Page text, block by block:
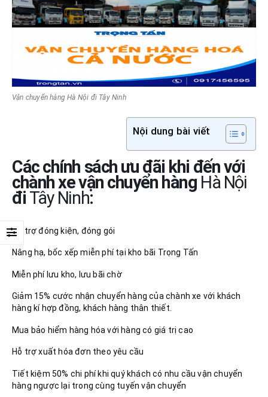
Vận chuyển hàng Hà Nội đi Tây Ninh
Nội dung bài viết
Các chính sách ưu đãi khi đến với
chành xe vận chuyển hàng Hà Nội
đi Tây Ninh:
Hỗ trợ đóng kiện, đóng gói
Nâng hạ, bốc xếp miễn phí tại kho bãi Trọng Tấn
Miễn phí lưu kho, lưu bãi chờ
Giảm 15% cước nhận chuyển hàng của chành xe với khách
hàng kí hợp đồng, khách hàng thân thiết.
Mua bảo hiểm hàng hóa với hàng có giá trị cao
Hỗ trợ xuất hóa đơn theo yêu cầu
Tiết kiệm 50% chi phí khi quý khách có nhu cầu vận chuyển
hàng ngược lại trong cùng tuyến vận chuyển